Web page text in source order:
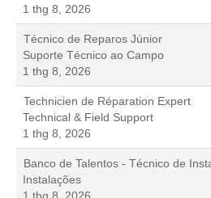
1 thg 8, 2026
Técnico de Reparos Júnior
Suporte Técnico ao Campo
1 thg 8, 2026
Technicien de Réparation Expert
Technical & Field Support
1 thg 8, 2026
Banco de Talentos - Técnico de
Instalações